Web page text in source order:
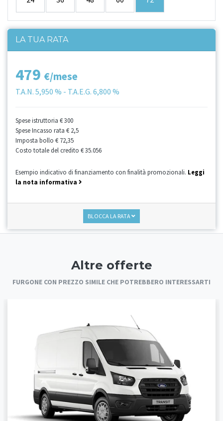
LA TUA RATA
479 €/mese
T.A.N. 5,950 % - T.A.E.G. 6,800 %
Spese istruttoria € 300
Spese Incasso rata € 2,5
Imposta bollo € 72,35
Costo totale del credito € 35.056
Esempio indicativo di finanziamento con finalità promozionali. Leggi
la nota informativa
BLOCCA LA RATA
Altre offerte
FURGONE CON PREZZO SIMILE CHE POTREBBERO INTERESSARTI